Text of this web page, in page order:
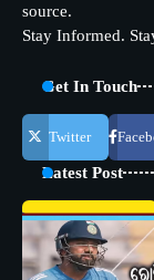
source.
Stay Informed.
Get In Touch
Twitter
Latest Post